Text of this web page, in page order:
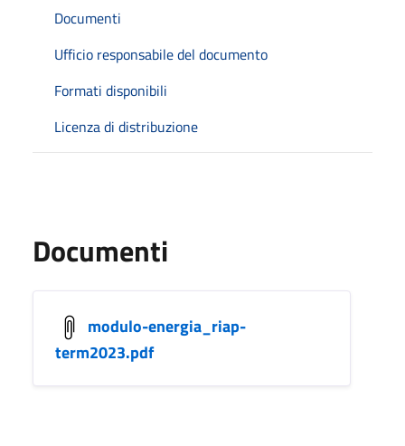
Documenti
Ufficio responsabile del documento
Formati disponibili
Licenza di distribuzione
Documenti
modulo-energia_riap-
term2023.pdf